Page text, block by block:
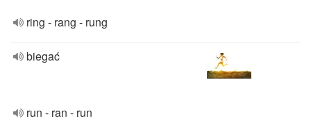
ring - rang - rung
biegać
run - ran - run